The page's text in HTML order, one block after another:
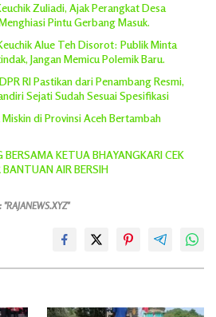
Zuliadi, Ajak Perangkat Desa
Pintu Gerbang Masuk.
Alue Teh Disorot: Publik Minta
Jangan Memicu Polemik Baru.
RI Pastikan dari Penambang Resmi,
Sejati Sudah Sesuai Spesifikasi
di Provinsi Aceh Bertambah
KETUA BHAYANGKARI CEK
BANTUAN AIR BERSIH
"RAJANEWS.XYZ"